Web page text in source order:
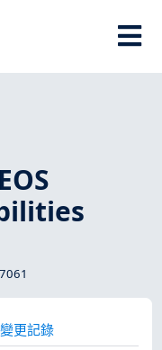
變更記錄